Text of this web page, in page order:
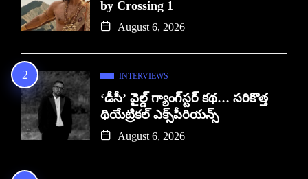
by Crossing 1
August 6, 2026
INTERVIEWS
‘డీసీ’ వైల్డ్ గ్యాంగ్‌స్టర్ కథ… సరికొత్త
థియేట్రికల్ ఎక్స్‌పీరియన్స్
August 6, 2026